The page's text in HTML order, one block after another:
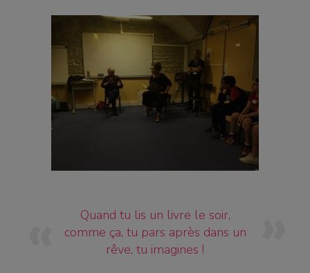
Quand tu lis un livre le soir,
comme ça, tu pars après dans un
rêve, tu imagines !